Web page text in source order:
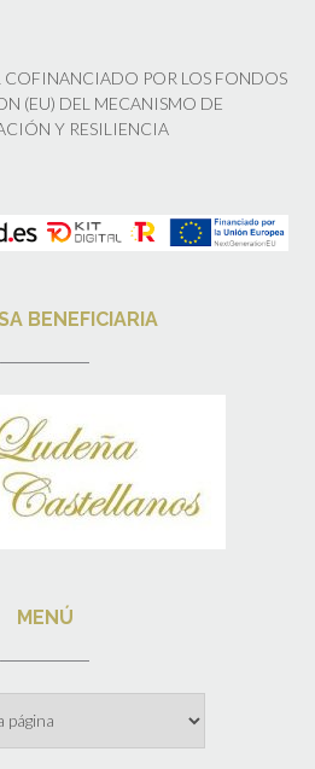
POR LOS FONDOS
(EU) DEL MECANISMO DE
Y RESILIENCIA
BENEFICIARIA
MENÚ